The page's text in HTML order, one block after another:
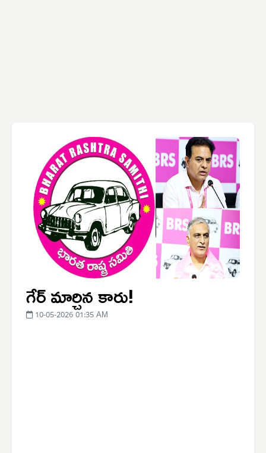
గేర్ మార్చిన కారు!
10-05-2026 01:35 AM